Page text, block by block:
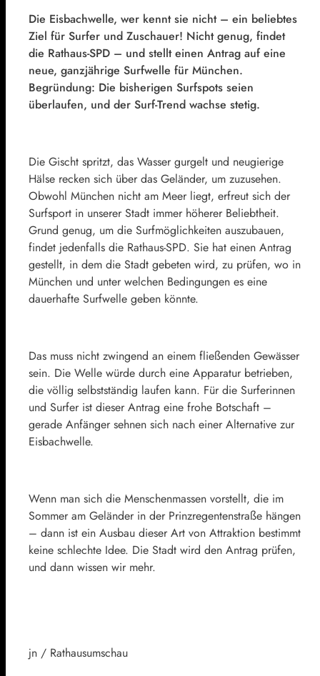
Die Eisbachwelle, wer kennt sie nicht – ein beliebtes
Ziel für Surfer und Zuschauer! Nicht genug, findet
die Rathaus-SPD – und stellt einen Antrag auf eine
neue, ganzjährige Surfwelle für München.
Begründung: Die bisherigen Surfspots seien
überlaufen, und der Surf-Trend wachse stetig.
Die Gischt spritzt, das Wasser gurgelt und neugierige
Hälse recken sich über das Geländer, um zuzusehen.
Obwohl München nicht am Meer liegt, erfreut sich der
Surfsport in unserer Stadt immer höherer Beliebtheit.
Grund genug, um die Surfmöglichkeiten auszubauen,
findet jedenfalls die Rathaus-SPD. Sie hat einen Antrag
gestellt, in dem die Stadt gebeten wird, zu prüfen, wo in
München und unter welchen Bedingungen es eine
dauerhafte Surfwelle geben könnte.
Das muss nicht zwingend an einem fließenden Gewässer
sein. Die Welle würde durch eine Apparatur betrieben,
die völlig selbstständig laufen kann. Für die Surferinnen
und Surfer ist dieser Antrag eine frohe Botschaft –
gerade Anfänger sehnen sich nach einer Alternative zur
Eisbachwelle.
Wenn man sich die Menschenmassen vorstellt, die im
Sommer am Geländer in der Prinzregentenstraße hängen
– dann ist ein Ausbau dieser Art von Attraktion bestimmt
keine schlechte Idee. Die Stadt wird den Antrag prüfen,
und dann wissen wir mehr.
jn / Rathausumschau